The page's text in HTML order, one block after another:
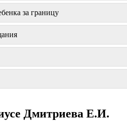
за границу
Дмитриева Е.И.